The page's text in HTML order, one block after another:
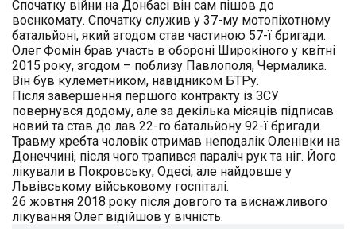
Спочатку війни на Донбасі він сам пішов до
воєнкомату. Спочатку служив у 37-му мотопіхотному
батальйоні, який згодом став частиною 57-ї бригади.
Олег Фомін брав участь в обороні Широкіного у квітні
2015 року, згодом – поблизу Павлополя, Чермалика.
Він був кулеметником, навідником БТРу.
Після завершення першого контракту із ЗСУ
повернувся додому, але за декілька місяців підписав
новий та став до лав 22-го батальйону 92-ї бригади.
Травму хребта чоловік отримав неподалік Оленівки на
Донеччині, після чого трапився параліч рук та ніг. Його
лікували в Покровську, Одесі, але найдовше у
Львівському військовому госпіталі.
26 жовтня 2018 року після довгого та виснажливого
лікування Олег відійшов у вічність.